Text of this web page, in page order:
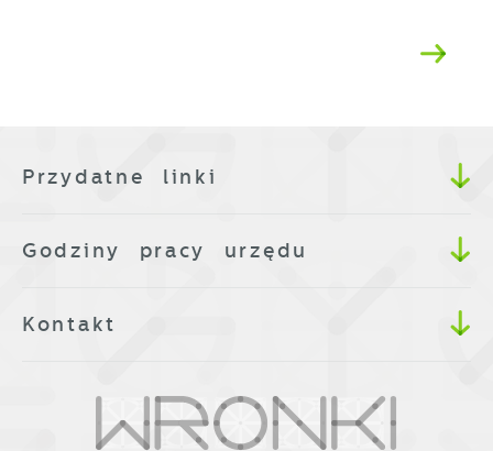
Przydatne linki
Godziny pracy urzędu
Kontakt